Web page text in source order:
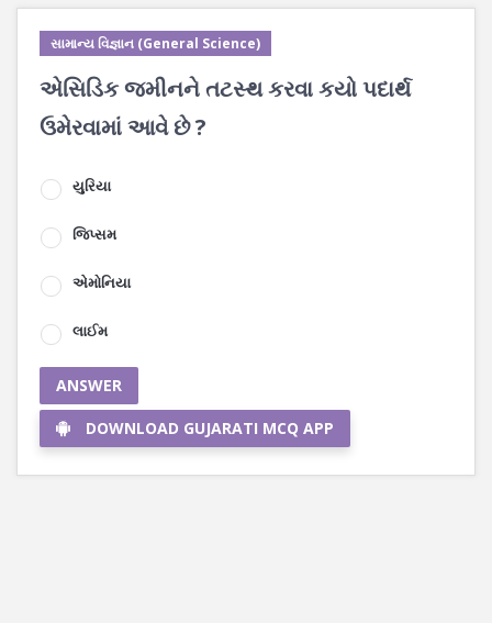
સામાન્ય વિજ્ઞાન (General Science)
એસિડિક જમીનને તટસ્થ કરવા કયો પદાર્થ
ઉમેરવામાં આવે છે ?
યુરિયા
જિપ્સમ
એમોનિયા
લાઈમ
ANSWER
DOWNLOAD GUJARATI MCQ APP